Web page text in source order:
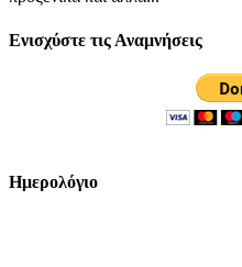
Ενισχύστε τις Αναμνήσεις
Ημερολόγιο